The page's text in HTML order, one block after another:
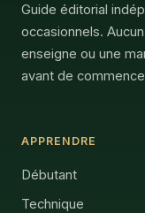
Guide éditorial
occasionnels.
enseigne ou une
avant de
APPRENDRE
Débutant
Technique